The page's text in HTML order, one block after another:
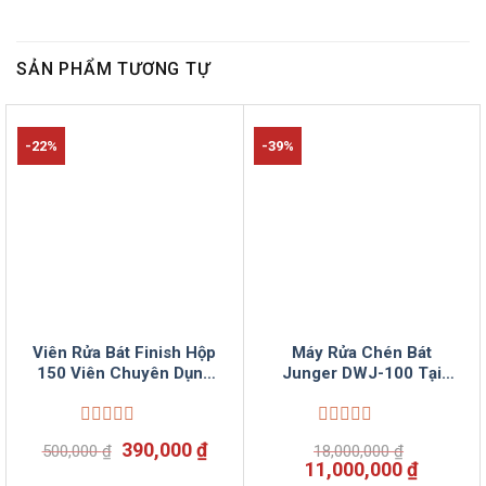
SẢN PHẨM TƯƠNG TỰ
-22%
Viên Rửa Bát Finish Hộp
150 Viên Chuyên Dụng
Bản
Được
xếp
500,000₫ Giá
390,000₫Giá
hiện
-39%
Máy Rửa Chén Bát
Junger DWJ-100 Tại
xếp
hạng
18,000,000₫
Giá
11,000,000₫Giá